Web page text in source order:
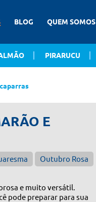
BLOG QUEM SOMOS
PIRARUCU
E
Outubro Rosa
e muito versátil.
pode preparar para sua